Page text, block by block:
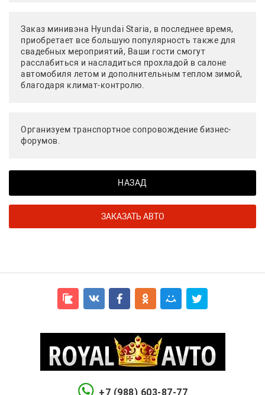
Заказ минивэна Hyundai Staria, в последнее время,
приобретает все большую популярность также для
свадебных мероприятий, Ваши гости смогут
расслабиться и насладиться прохладой в салоне
автомобиля летом и дополнительным теплом зимой,
благодаря климат-контролю.
Организуем транспортное сопровождение бизнес-
форумов.
НАЗАД
ЗАКАЗАТЬ АВТО
+7 (988) 603-87-77